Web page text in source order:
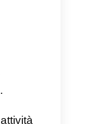
ormai il
per il